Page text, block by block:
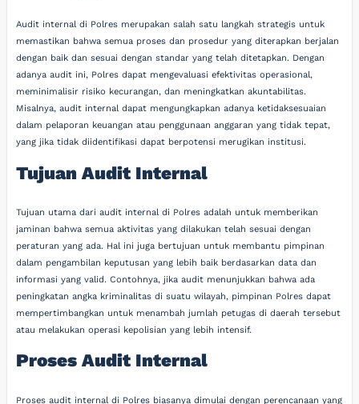
Audit internal di Polres merupakan salah satu langkah strategis untuk
memastikan bahwa semua proses dan prosedur yang diterapkan berjalan
dengan baik dan sesuai dengan standar yang telah ditetapkan. Dengan
adanya audit ini, Polres dapat mengevaluasi efektivitas operasional,
meminimalisir risiko kecurangan, dan meningkatkan akuntabilitas.
Misalnya, audit internal dapat mengungkapkan adanya ketidaksesuaian
dalam pelaporan keuangan atau penggunaan anggaran yang tidak tepat,
yang jika tidak diidentifikasi dapat berpotensi merugikan institusi.
Tujuan Audit Internal
Tujuan utama dari audit internal di Polres adalah untuk memberikan
jaminan bahwa semua aktivitas yang dilakukan telah sesuai dengan
peraturan yang ada. Hal ini juga bertujuan untuk membantu pimpinan
dalam pengambilan keputusan yang lebih baik berdasarkan data dan
informasi yang valid. Contohnya, jika audit menunjukkan bahwa ada
peningkatan angka kriminalitas di suatu wilayah, pimpinan Polres dapat
mempertimbangkan untuk menambah jumlah petugas di daerah tersebut
atau melakukan operasi kepolisian yang lebih intensif.
Proses Audit Internal
Proses audit internal di Polres biasanya dimulai dengan perencanaan yang